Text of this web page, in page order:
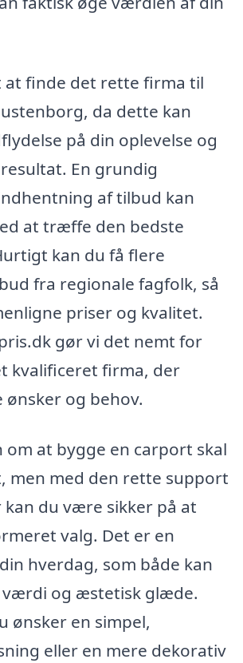
at finde det rette firma til
da dette kan
på din oplevelse og
En grundig
af tilbud kan
at træffe den bedste
kan du få flere
fra regionale fagfolk, så
priser og kvalitet.
gør vi det nemt for
kvalificeret firma, der
ønsker og behov.
om at bygge en carport skal
men med den rette support
du være sikker på at
valg. Det er en
hverdag, som både kan
værdi og æstetisk glæde.
ønsker en simpel,
eller en mere dekorativ